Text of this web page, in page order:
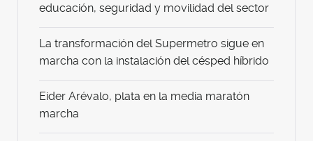
educación, seguridad y movilidad del sector
La transformación del Supermetro sigue en
marcha con la instalación del césped híbrido
Eider Arévalo, plata en la media maratón
marcha